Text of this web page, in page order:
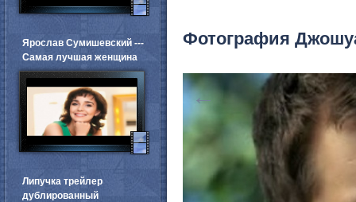
Фотография
←
Ярослав Сумишевский ---
Самая лучшая женщина
Липучка трейлер
дублированный